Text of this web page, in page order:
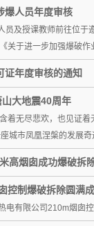
爆人员年度审核
及授课教师前往位于
关于进一步加强爆破
证年度审核的通知
大地震40周年
着无尽悲欢，也见证
城市凤凰涅槃的发展奇
高烟囱成功爆破拆
控制爆破拆除圆满
电有限公司210m烟囱